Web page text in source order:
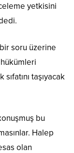
yetkisini
soru üzerine
taşıyacak
bu
Halep
olan